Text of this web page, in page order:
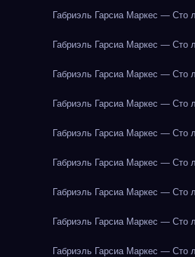
Габриэль Гарсиа Маркес — Сто
Габриэль Гарсиа Маркес — Сто
Габриэль Гарсиа Маркес — Сто
Габриэль Гарсиа Маркес — Сто
Габриэль Гарсиа Маркес — Сто
Габриэль Гарсиа Маркес — Сто
Габриэль Гарсиа Маркес — Сто
Габриэль Гарсиа Маркес — Сто
Габриэль Гарсиа Маркес — Сто